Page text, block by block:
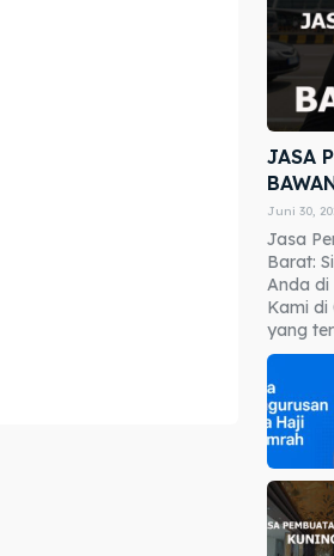
our destinations
our destinations
JASA
Juni 30,
Jasa
Barat:
Anda di
Kami di
yang